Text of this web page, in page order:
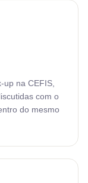
na CEFIS,
com o
do mesmo